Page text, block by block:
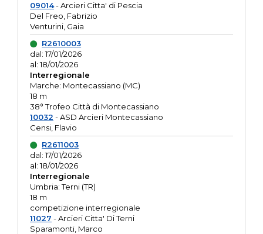
09014- Arcieri Citta' di Pescia
Del Freo, Fabrizio
Venturini, Gaia
R2610003
dal: 17/01/2026
al: 18/01/2026
Interregionale
Marche: Montecassiano (MC)
18 m
38° Trofeo Città di Montecassiano
10032 - ASD Arcieri Montecassiano
Censi, Flavio
R2611003
dal: 17/01/2026
al: 18/01/2026
Interregionale
Umbria: Terni (TR)
18 m
competizione interregionale
11027 - Arcieri Citta' Di Terni
Sparamonti, Marco